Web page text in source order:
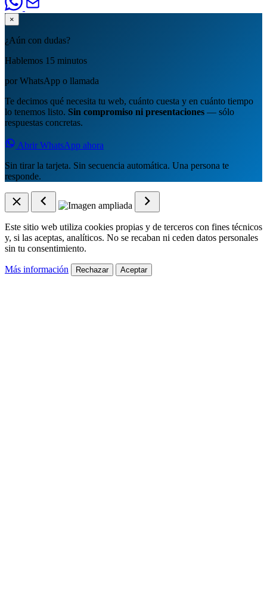
×
¿Aún con dudas?
Hablemos 15 minutos
por WhatsApp o llamada
Te decimos qué necesita tu web, cuánto cuesta y en cuánto tiempo
lo tenemos listo. Sin compromiso ni presentaciones — sólo
respuestas concretas.
Abrir WhatsApp ahora
Sin tirar la tarjeta. Sin secuencia automática. Una persona te
responde.
Este sitio web utiliza cookies propias y de terceros con fines técnicos
y, si las aceptas, analíticos. No se recaban ni ceden datos personales
sin tu consentimiento.
Más información Rechazar Aceptar